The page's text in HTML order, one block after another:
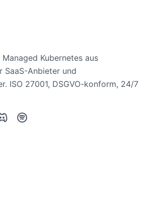
Kubernetes aus
SaaS-Anbieter und
ISO 27001, DSGVO-konform, 24/7
Spotify